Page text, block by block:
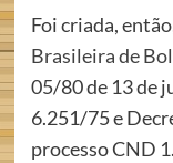
Foi criada,
Brasileira de
05/80 de 13 de
6.251/75 e
processo CND